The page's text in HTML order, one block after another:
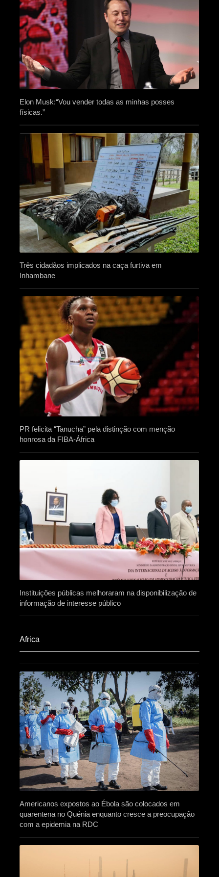
Elon Musk:“Vou vender todas as minhas posses
físicas.”
Três cidadãos implicados na caça furtiva em
Inhambane
PR felicita “Tanucha” pela distinção com menção
honrosa da FIBA-África
Instituições públicas melhoraram na disponibilização de
informação de interesse público
Africa​
Americanos expostos ao Ébola são colocados em
quarentena no Quénia enquanto cresce a preocupação
com a epidemia na RDC